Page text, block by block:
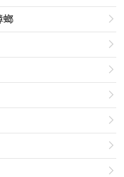
螂 





